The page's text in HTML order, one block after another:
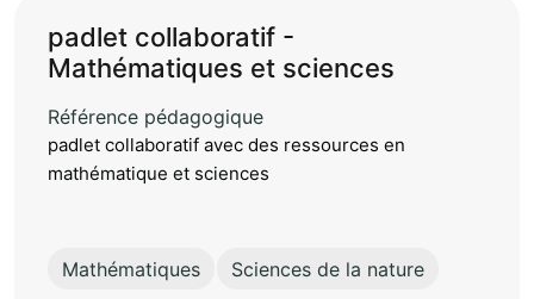
padlet collaboratif -
Mathématiques et sciences
Référence pédagogique
padlet collaboratif avec des ressources en
mathématique et sciences
Mathématiques Sciences de la nature